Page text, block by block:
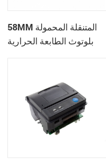
58MM المتنقلة المحمولة
بلوتوث الطابعة الحرارية